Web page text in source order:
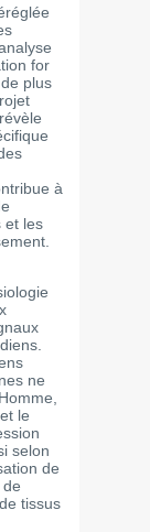
for
plus
à
et les
ne
le
selon
de
tissus